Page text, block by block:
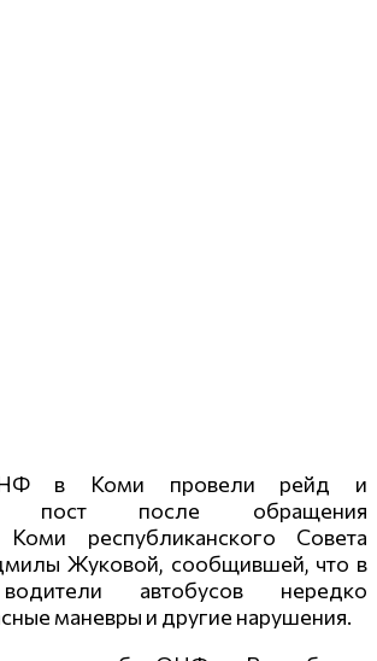
в Коми провели рейд и
пост после обращения
Коми республиканского Совета
Жуковой, сообщившей, что в
автобусов нередко
маневры и другие нарушения.